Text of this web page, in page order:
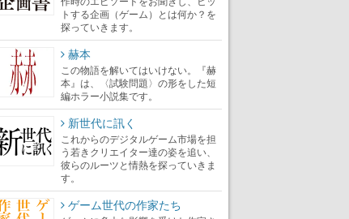
トする企画（ゲーム）とは何か？を
探っていきます。
赫本
この物語を解いてはいけない。『赫
本』は、〈試験問題〉の形をした短
編ホラー小説集です。
新世代に訊く
これからのデジタルゲーム市場を担
う若きクリエイター達の姿を追い、
彼らのルーツと情熱を探っていきま
す。
ゲーム世代の作家たち